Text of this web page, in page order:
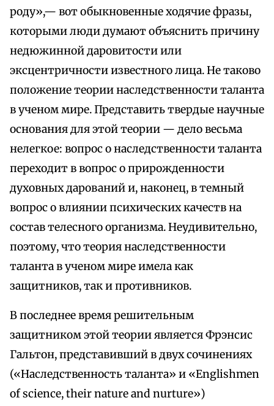
роду»,— вот обыкновенные ходячие фразы,
которыми люди думают объяснить причину
недюжинной даровитости или
эксцентричности известного лица. Не таково
положение теории наследственности таланта
в ученом мире. Представить твердые научные
основания для этой теории — дело весьма
нелегкое: вопрос о наследственности таланта
переходит в вопрос о прирожденности
духовных дарований и, наконец, в темный
вопрос о влиянии психических качеств на
состав телесного организма. Неудивительно,
поэтому, что теория наследственности
таланта в ученом мире имела как
защитников, так и противников.
В последнее время решительным
защитником этой теории является Фрэнсис
Гальтон, представивший в двух сочинениях
(«Наследственность таланта» и «Englishmen
of science, their nature and nurture»)